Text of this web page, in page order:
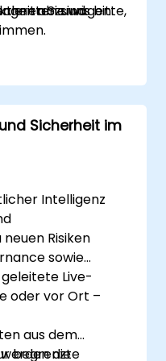
abzuwägen.
sind.
Sie uns bitte,
Sicherheit im
Intelligenz
Risiken
sowie
Live-
oder vor Ort –
aus dem
begrenzte
die